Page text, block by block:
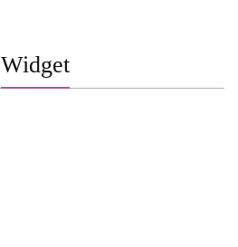
Widget